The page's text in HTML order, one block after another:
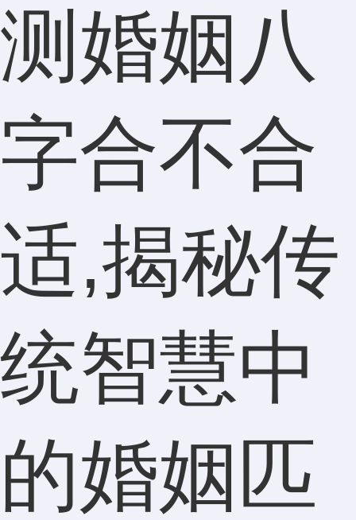
测婚姻八
字合不合
适,揭秘传
统智慧中
的婚姻匹